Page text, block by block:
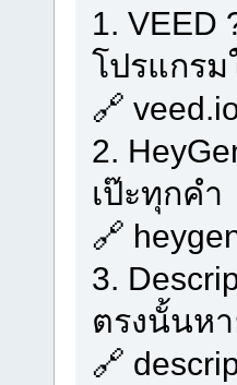
1. VEED
โปรแกรม
🔗
2.
เป๊ะทุกคำ
🔗
3.
ตรงนั้นห
🔗